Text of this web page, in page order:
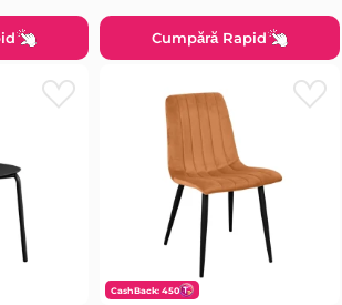
Cumpără Rapid
CashBack: 450